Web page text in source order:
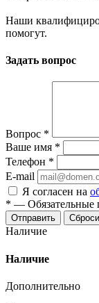
Наши
помогут.
Задать вопрос
Вопрос *
Ваше имя *
Телефон *
E-mail
Я согласен на
* — Обязательные
Отправить
Наличие
Наличие
Дополнительно